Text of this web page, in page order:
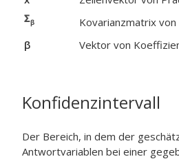
Kovarianzmatrix von
β
Vektor von
Konfidenzintervall
Der Bereich, in dem der
Antwortvariablen bei einer